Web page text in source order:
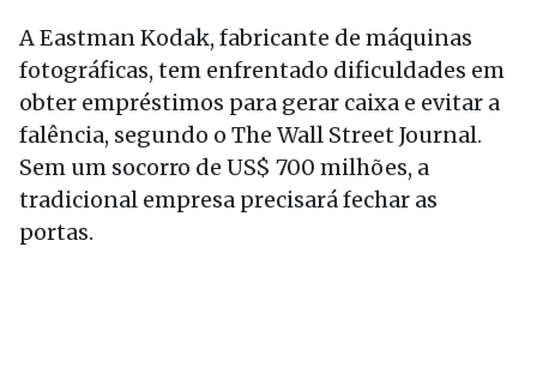
A Eastman Kodak, fabricante de máquinas
fotográficas, tem enfrentado dificuldades em
obter empréstimos para gerar caixa e evitar a
falência, segundo o The Wall Street Journal.
Sem um socorro de US$ 700 milhões, a
tradicional empresa precisará fechar as
portas.